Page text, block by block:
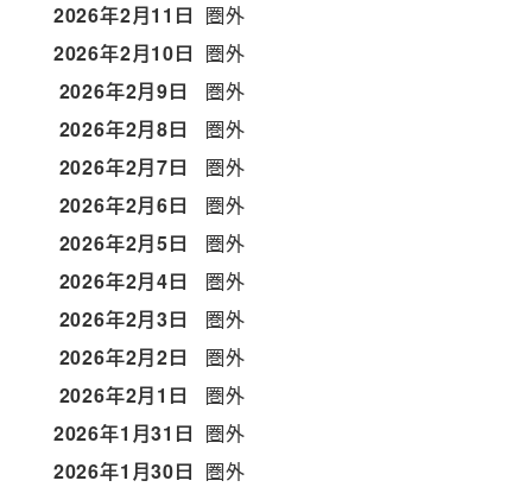
2026年2月11日 圏外
2026年2月10日 圏外
2026年2月9日
圏外
2026年2月8日
圏外
2026年2月7日
圏外
2026年2月6日
圏外
2026年2月5日
圏外
2026年2月4日
圏外
2026年2月3日
圏外
2026年2月2日
圏外
2026年2月1日
圏外
2026年1月31日 圏外
2026年1月30日 圏外